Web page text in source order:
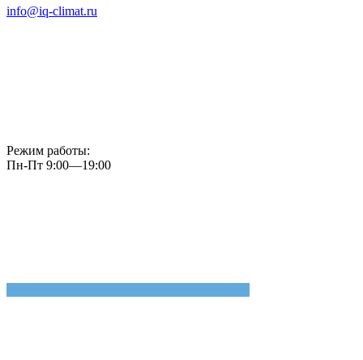
info@iq-climat.ru
Режим работы:
Пн-Пт 9:00—19:00